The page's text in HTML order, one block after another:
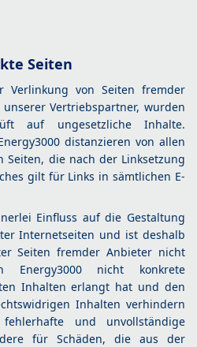
Seiten
Verlinkung von Seiten fremder
Vertriebspartner, wurden
auf ungesetzliche Inhalte.
distanzieren von allen
die nach der Linksetzung
gilt für Links in sämtlichen E-
Einfluss auf die Gestaltung
Internetseiten und ist deshalb
Seiten fremder Anbieter nicht
Energy3000 nicht konkrete
Inhalten erlangt hat und den
Inhalten verhindern
und unvollständige
für Schäden, die aus der